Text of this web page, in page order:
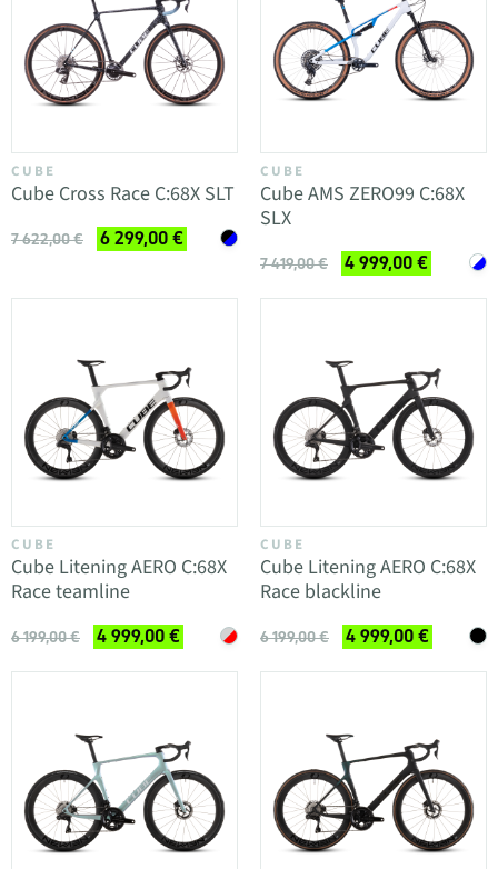
CUBE
Cube Cross Race C:68X SLT
7 622,00 € 6 299,00 €
CUBE
Cube AMS ZERO99 C:68X
SLX
7 419,00 € 4 999,00 €
CUBE
Cube Litening AERO C:68X
Race teamline
6 199,00 € 4 999,00 €
CUBE
Cube Litening AERO C:68X
Race blackline
6 199,00 € 4 999,00 €